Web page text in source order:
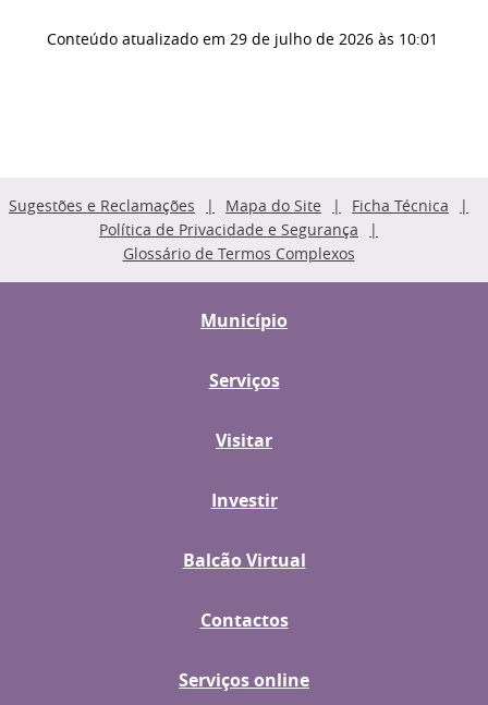
Conteúdo atualizado em 29 de julho de 2026 às 10:01
Sugestões e Reclamações Mapa do Site
Ficha Técnica
Política de Privacidade e Segurança
Glossário de Termos Complexos
Município
Serviços
Visitar
Investir
Balcão Virtual
Contactos
Serviços online